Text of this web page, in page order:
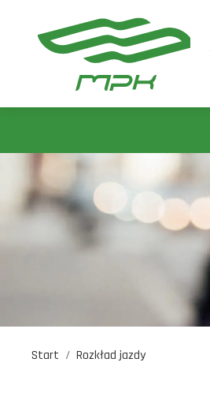
Start Rozkład jazdy